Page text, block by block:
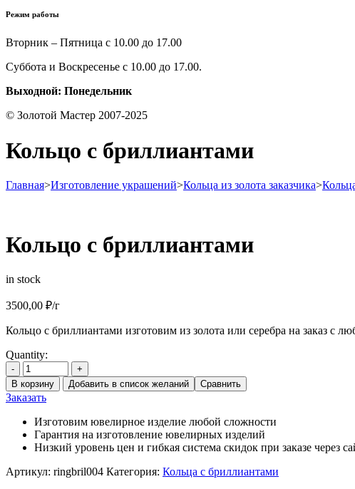
Режим работы
Вторник – Пятница с 10.00 до 17.00
Суббота и Воскресенье с 10.00 до 17.00.
Выходной: Понедельник
© Золотой Мастер 2007-2025
Кольцо с бриллиантами
Главная>Изготовление украшений>Кольца из золота заказчика>
Кольцо с бриллиантами
in stock
3500,00 ₽/г
Кольцо с бриллиантами изготовим из золота или серебра на заказ с
Quantity:
-
+
В корзину
Добавить в список желаний Сравнить
Заказать
Изготовим ювелирное изделие любой сложности
Гарантия на изготовление ювелирных изделий
Низкий уровень цен и гибкая система скидок при заказе через
Артикул: ringbril004 Категория: Кольца с бриллиантами